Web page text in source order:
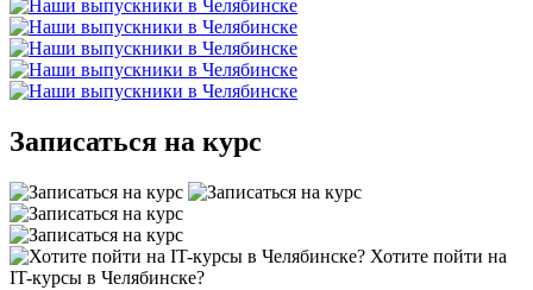
Записаться на курс
Хотите пойти на
IT-курсы в Челябинске?